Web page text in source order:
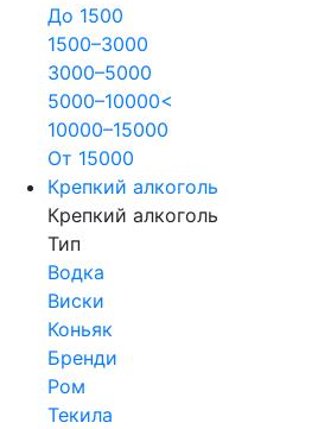
До 1500
1500–3000
3000–5000
5000–10000<
10000–15000
От 15000
Крепкий алкоголь
Крепкий алкоголь
Тип
Водка
Виски
Коньяк
Бренди
Ром
Текила